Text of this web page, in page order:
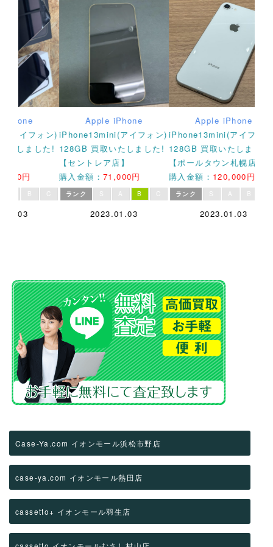
Case-Ya.com イオンモール浜松市野店
case-ya.com イオンモール熱田店
cassetto+ イオンモール羽生店
ォン)
した!
AppleiPhone
iPhone13mini(アイフォン)
128GB 買取いたしました!
【セントレア店】
購入金額：71,000円
S
2023.01.03
AppleiPhone
iPhone13mini(アイフォン)
128GB 買取いたしました!
【ポールタウン札幌店】
購入金額：120,000円
S
2023.01.03
【
購